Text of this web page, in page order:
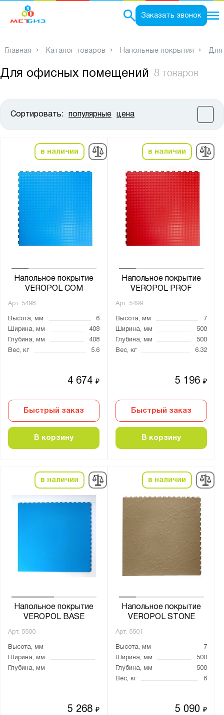
Заказать звонок
Главная Каталог товаров Напольные покрытия Для
Для офисных помещений 8 товаров
Сортировать: популярные цена
в наличии
Напольное покрытие
VEROPOL COM
Арт. 5498
Высота, мм
6
Ширина, мм
408
Глубина, мм
408
Вес, кг
5.6
4 674₽
Быстрый заказ
В корзину
в наличии
Напольное покрытие
VEROPOL PROF
Арт. 5499
Высота, мм
7
Ширина, мм
500
Глубина, мм
500
Вес, кг
6.32
5 196₽
Быстрый заказ
В корзину
в наличии
Напольное покрытие
VEROPOL BASE
Арт. 5500
Высота, мм
Ширина, мм
Глубина, мм
5 268₽
в наличии
Напольное покрытие
VEROPOL STONE
Арт. 5501
Высота, мм
7
Ширина, мм
500
Глубина, мм
500
Вес, кг
6
5 090₽
от до
Ширина, мм:
до
от до
Тип замка:
Скрытые крепления «Ласточкин хвост»
Толщина:
Муар металлик (RAL 9005)
Температура эксплуатации:
Материал:
ПВХ
Показать